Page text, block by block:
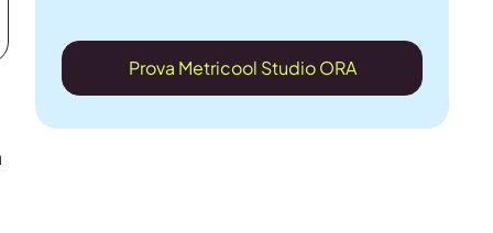
Prova Metricool Studio ORA